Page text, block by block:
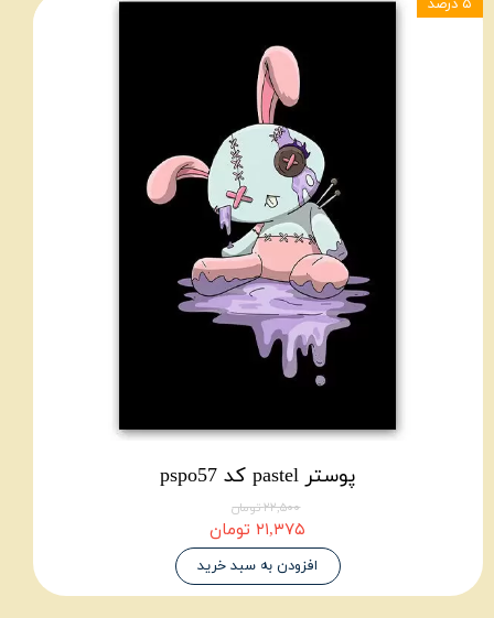
پوستر pastel کد pspo57
۲۲,۵۰۰ تومان
۲۱,۳۷۵ تومان
افزودن به سبد خرید
۵ درصد